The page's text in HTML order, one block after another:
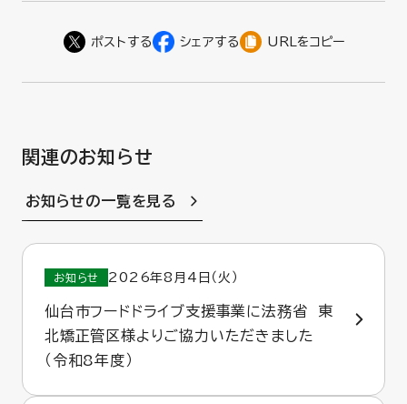
URLをコピー
関連のお知らせ
お知らせの一覧を見る
お知らせ 2026年8月4日（火）
仙台市フードドライブ支援事業に法務省 東
北矯正管区様よりご協力いただきました
（令和8年度）